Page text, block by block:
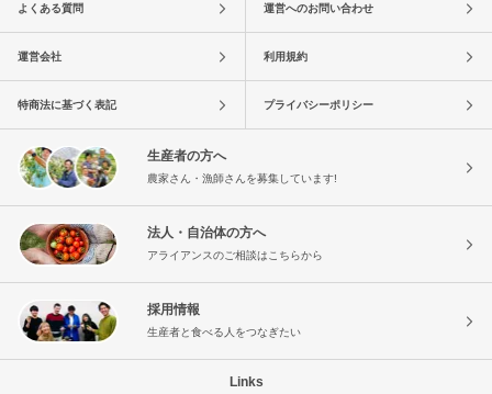
よくある質問 運営へのお問い合わせ
運営会社 利用規約
特商法に基づく表記 プライバシーポリシー
生産者の方へ
農家さん・漁師さんを募集しています!
法人・自治体の方へ
アライアンスのご相談はこちらから
採用情報
生産者と食べる人をつなぎたい
Links